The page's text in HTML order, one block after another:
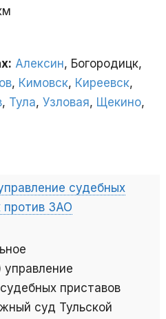
Алексин, Богородицк,
, Кимовск, Киреевск,
, Тула, Узловая, Щекино,
судебных
против ЗАО
управление
приставов
суд Тульской